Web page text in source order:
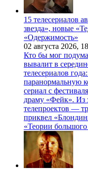
15 телесериалов
звезда», новые
«Одержимость»
02 августа 2026,
Кто бы мог
вывалит в
телесериалов
паранормальную
сериал с
драму «Фейк». Из
телепроектов —
приквел
«Теории